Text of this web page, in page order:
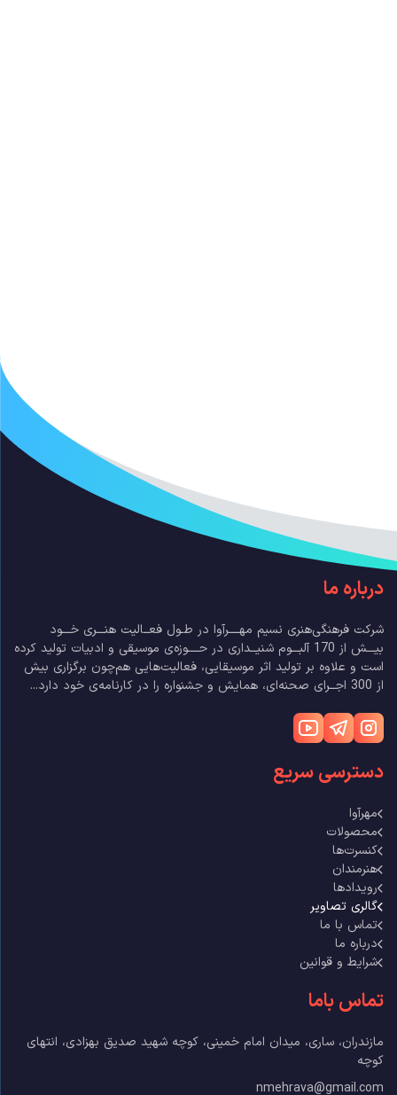
درباره ما
شرکت فرهنگی‌هنری نسیم مهــــرآوا در طـول فعــالیت هنـــری خـــود
بیـــش از 170 آلبـــوم شنیــداری در حــــوزه‌ی موسیقی و ادبیات تولید کرده
است و علاوه بر تولید اثر موسیقایی، فعالیت‌هایی هم‌چون برگزاری بیش
از 300 اجــرای صحنه‌ای، همایش و جشنواره را در کارنامه‌ی خود دارد...
دسترسی سریع
مهرآوا
محصولات
کنسرت‌ها
هنرمندان
رویدادها
گالری تصاویر
تماس با ما
درباره ما
شرایط و قوانین
تماس باما
مازندران، ساری، میدان امام خمینی، کوچه شهید صدیق بهزادی، انتهای
کوچه
nmehrava@gmail.com